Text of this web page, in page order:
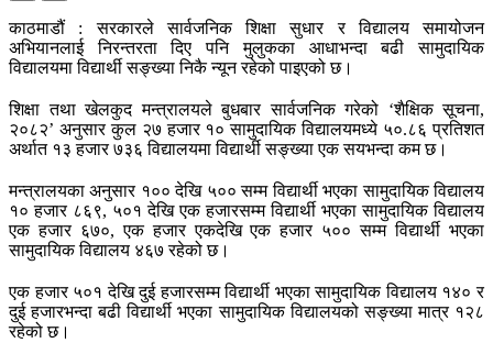
काठमाडौं : सरकारले सार्वजनिक शिक्षा सुधार र विद्यालय समायोजन
अभियानलाई निरन्तरता दिए पनि मुलुकका आधाभन्दा बढी सामुदायिक
विद्यालयमा विद्यार्थी सङ्ख्या निकै न्यून रहेको पाइएको छ।
शिक्षा तथा खेलकुद मन्त्रालयले बुधबार सार्वजनिक गरेको ‘शैक्षिक सूचना,
२०८२’ अनुसार कुल २७ हजार १० सामुदायिक विद्यालयमध्ये ५०.८६ प्रतिशत
अर्थात १३ हजार ७३६ विद्यालयमा विद्यार्थी सङ्ख्या एक सयभन्दा कम छ।
मन्त्रालयका अनुसार १०० देखि ५०० सम्म विद्यार्थी भएका सामुदायिक विद्यालय
१० हजार ८६९, ५०१ देखि एक हजारसम्म विद्यार्थी भएका सामुदायिक विद्यालय
एक हजार ६७०, एक हजार एकदेखि एक हजार ५०० सम्म विद्यार्थी भएका
सामुदायिक विद्यालय ४६७ रहेको छ।
एक हजार ५०१ देखि दुई हजारसम्म विद्यार्थी भएका सामुदायिक विद्यालय १४० र
दुई हजारभन्दा बढी विद्यार्थी भएका सामुदायिक विद्यालयको सङ्ख्या मात्र १२८
रहेको छ।